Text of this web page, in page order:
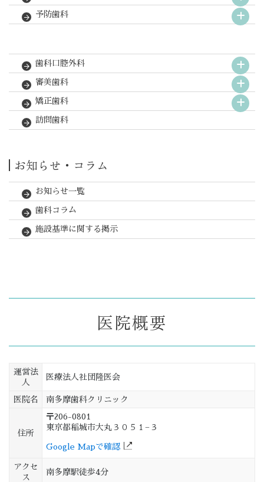
予防歯科
歯科口腔外科
審美歯科
矯正歯科
訪問歯科
お知らせ・コラム
お知らせ一覧
歯科コラム
施設基準に関する掲示
医院概要
運営法
人
医療法人社団隆医会
医院名 南多摩歯科クリニック
住所
〒206-0801
東京都稲城市大丸３０５１−３
Google Mapで確認
アクセ
ス
南多摩駅徒歩4分